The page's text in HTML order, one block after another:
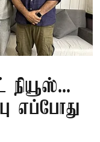
நியூஸ்...
எப்போது